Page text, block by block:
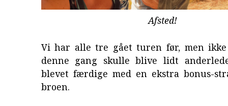
Afsted!
Vi har alle tre gået turen før, men ikke
denne gang skulle blive lidt
blevet færdige med en ekstra bonus-
broen.